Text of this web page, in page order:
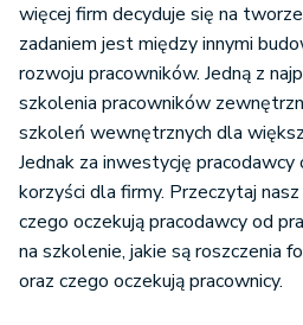
więcej firm decyduje się na
zadaniem jest między innymi
rozwoju pracowników. Jedną z
szkolenia pracowników
szkoleń wewnętrznych dla
Jednak za inwestycję pracodawcy
korzyści dla firmy. Przeczytaj
czego oczekują pracodawcy od
na szkolenie, jakie są roszczenia
oraz czego oczekują pracownicy.